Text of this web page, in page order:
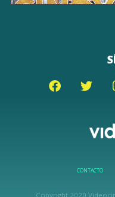
CONTACTO
Copyright 2020